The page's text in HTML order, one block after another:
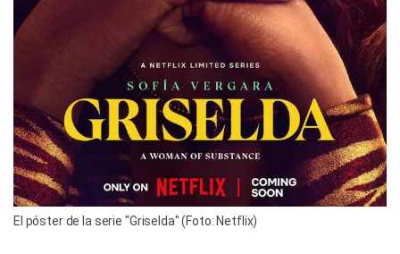
El póster de la serie "Griselda" (Foto: Netflix)